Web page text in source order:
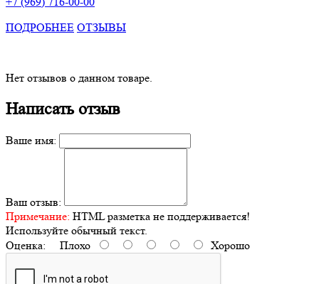
ПОДРОБНЕЕ ОТЗЫВЫ
Нет отзывов о данном товаре.
Написать отзыв
Ваше имя:
Ваш отзыв:
Примечание: HTML разметка не поддерживается!
Используйте обычный текст.
Оценка: Плохо Хорошо